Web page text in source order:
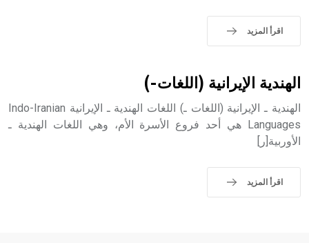
اقرأ المزيد
الهندية الإيرانية (اللغات-)
الهندية ـ الإيرانية (اللغات ـ) اللغات الهندية ـ الإيرانية Indo-Iranian
Languages هي أحد فروع الأسرة الأم، وهي اللغات الهندية ـ
الأوربية[ر]
اقرأ المزيد